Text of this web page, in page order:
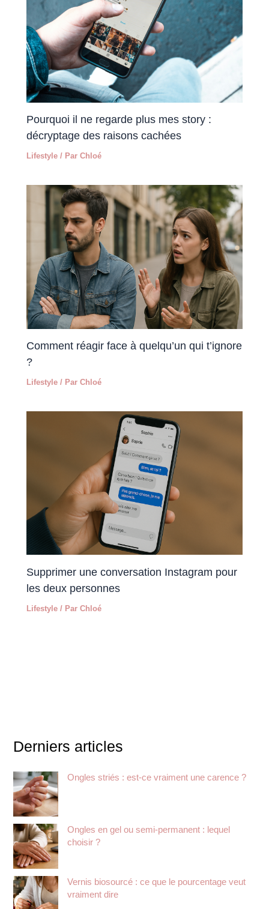
Pourquoi il ne regarde plus mes story :
décryptage des raisons cachées
Lifestyle / ParChloé
Comment réagir face à quelqu’un qui t’ignore
?
Lifestyle / ParChloé
Supprimer une conversation Instagram pour
les deux personnes
Lifestyle / ParChloé
Derniers articles
Ongles striés : est-ce vraiment une carence ?
Ongles en gel ou semi-permanent : lequel
choisir ?
Vernis biosourcé : ce que le pourcentage veut
vraiment dire